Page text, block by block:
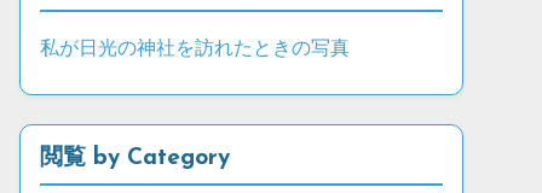
私が日光の神社を訪れたときの写真
閲覧 by Category